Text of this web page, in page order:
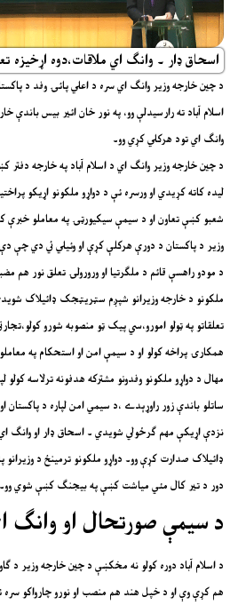
اسحاق ډار ۔ وانګ اي ملاقات،دوه اړخيزه
د چين خارجه وزير وانګ اي سره د اعلي پائۍ وفد د
اسلام آباد ته رارسيدلې وو، په نور خان ائير بيس
وانګ اي تود هرکلي کړي وو۔
د چين خارجه وزير وانګ اي د اسلام آباد په خارجه
ليده کاته کړيدي او ورسره ئې د دواړو ملکونو اړيکو
شعبو کښې تعاون او د سيمې سيکيورټۍ په معاملو
وزير د پاکستان د دورې هرکلې کړې او وئيلي ئي دي چې
د مودو راهسې قائم د ملګرتيا او ورورولۍ تعلق نور هم
ملکونو د خارجه وزيرانو شپږم سټريټجک ډائيلاک
تعلقاتو په ټولو امورو،سي پيک ټو منصوبه شورو
همکارۍ پراخه کولو او د سيمې امن او استحکام په
مهال د دواړو ملکونو وفدونو مشترکه هدفونه ترلاسه کولو
ساتلو باندې زور راوړېدے ،د سيمي امن لپاره د
نزدې اړيکې مهم ګرځولي شويدي ۔ اسحاق ډار او وانګ
ډائيلاک صدارت کړې وو۔ دواړو ملکونو ترمينځ د
دور د تير کال مئي مياشت کښې په بيجنګ کښې شوي وو۔
د سيمې صورتحال او وانګ
د اسلام آباد دوره کولو نه مخکښې د چين خارجه وزير د
هم کړې وې او د خپل هند هم منصب او نورو چارواکو سره